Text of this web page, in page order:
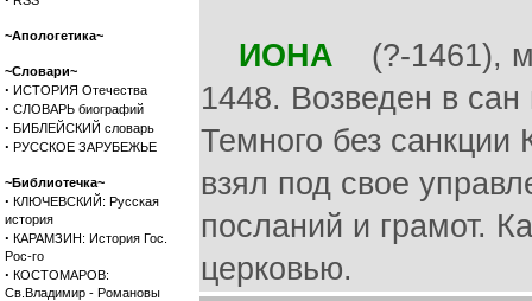
~Апологетика~
~Словари~
· ИСТОРИЯ Отечества
· СЛОВАРЬ биографий
· БИБЛЕЙСКИЙ словарь
· РУССКОЕ ЗАРУБЕЖЬЕ
~Библиотечка~
· КЛЮЧЕВСКИЙ: Русская
история
· КАРАМЗИН: История Гос.
Рос-го
· КОСТОМАРОВ:
Св.Владимир - Романовы
ИОНА (?-1461),
1448. Возведен в сан
Темного без санкции
взял под свое
посланий и грамот.
церковью.